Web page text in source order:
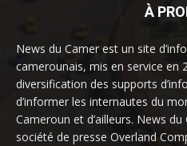
À
News du Camer est un site
camerounais, mis en service en
diversification des supports
d’informer les internautes du
Cameroun et d’ailleurs. News
société de presse Overland